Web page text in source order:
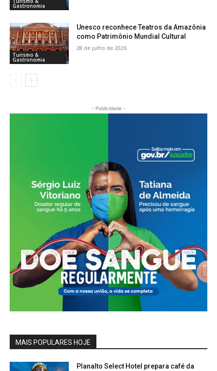
Gastronomia
Turismo &
Gastronomia
Unesco reconhece Teatros da Amazônia
como Patrimônio Mundial Cultural
28 de julho de 2026
- Publicidade -
MAIS POPULARES HOJE
Planalto Select Hotel prepara café da